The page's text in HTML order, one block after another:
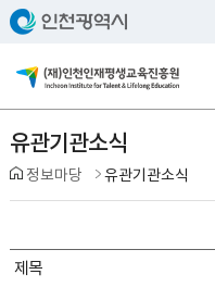
유관기관소식
정보마당 유관기관소식
제목